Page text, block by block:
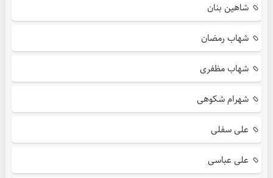
شاهین بنان
شهاب رمضان
شهاب مظفری
شهرام شکوهی
علی سفلی
علی عباسی